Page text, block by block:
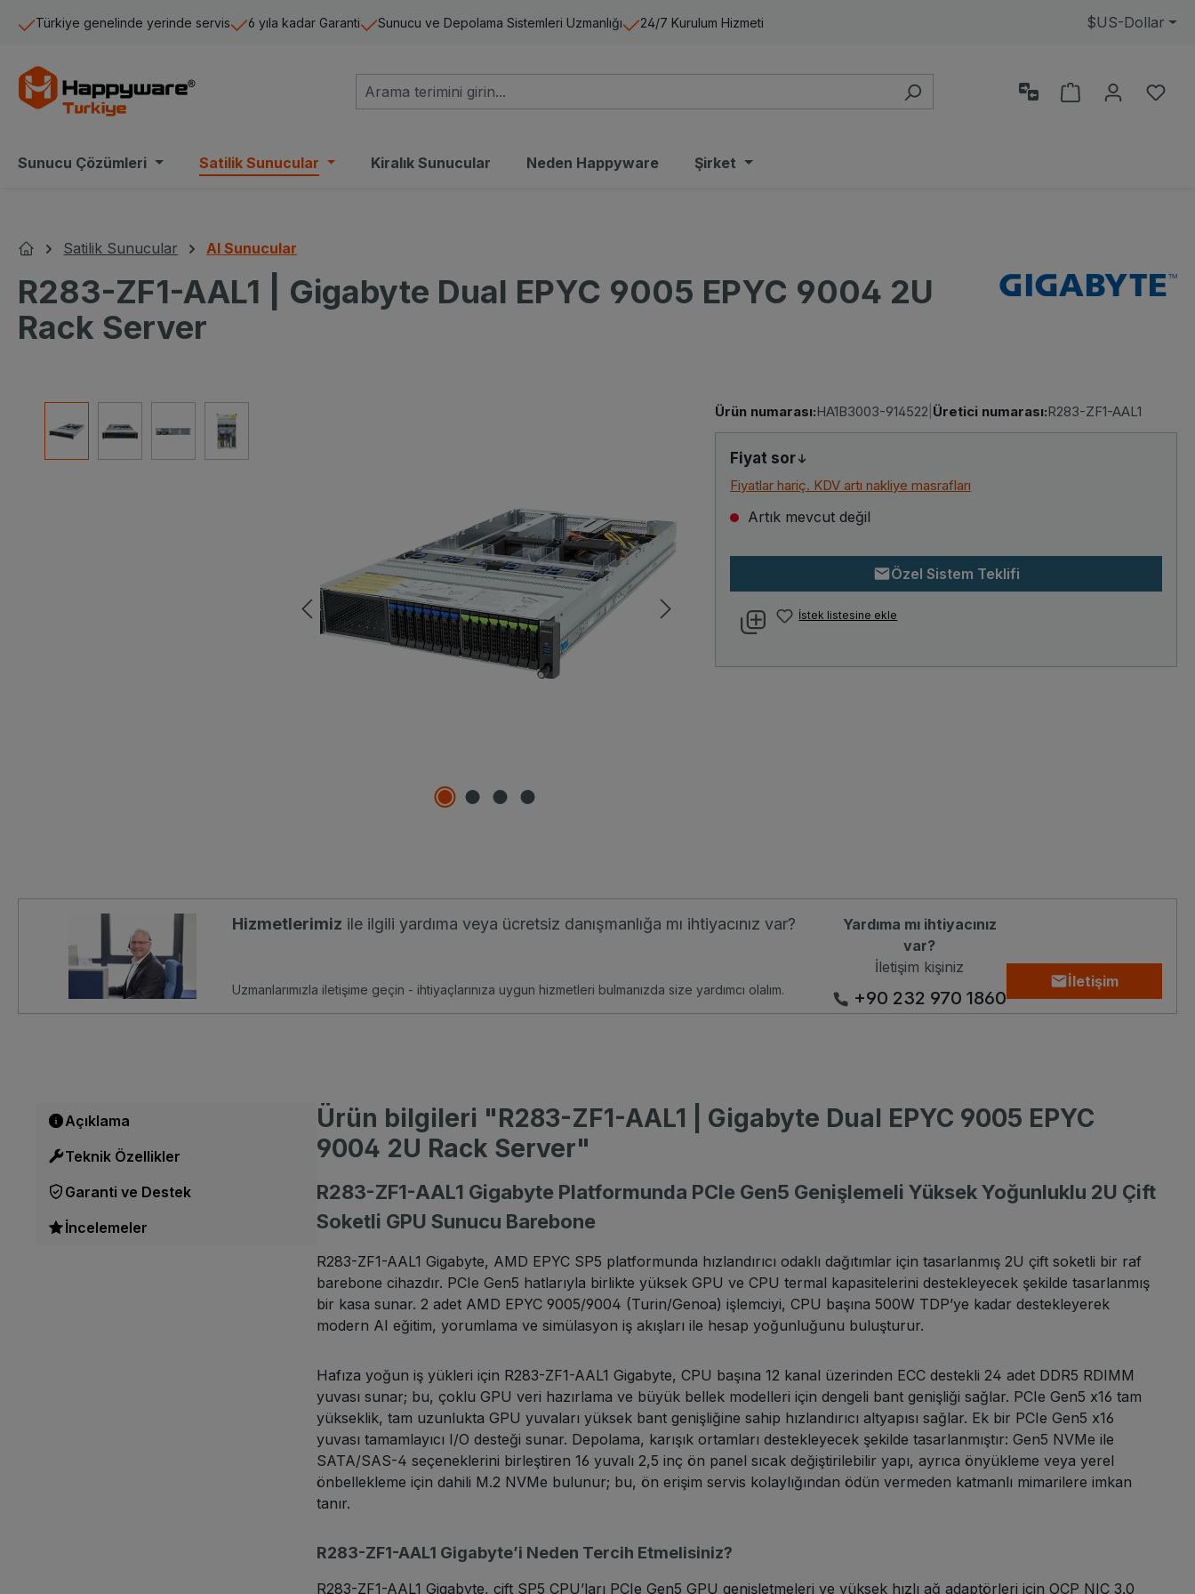
içeriğe geç
Aramaya atla
Ana navigasyona geç
Türkiye genelinde yerinde servis 6 yıla kadar Garanti Sunucu ve Depolama Sistemleri Uzmanlığı 24/7 Kurulum Hizmeti $US-Dollar
0
Alışveriş
Sunucu Çözümleri Satilik Sunucular Kiralık Sunucular Neden Happyware Şirket
Ana SayfaSatilik Sunucular AI Sunucular
R283-ZF1-AAL1 | Gigabyte Dual EPYC 9005 EPYC 9004 2U
Rack Server
Ürün numarası:HA1B3003-914522 Üretici numarası:R283-ZF1-AAL1
Fiyat sor
Fiyatlar hariç. KDV artı nakliye masrafları
Artık mevcut değil
Özel Sistem Teklifi
İstek listesine ekle
Hizmetlerimiz ile ilgili yardıma veya ücretsiz danışmanlığa mı ihtiyacınız var?
Uzmanlarımızla iletişime geçin - ihtiyaçlarınıza uygun hizmetleri bulmanızda size yardımcı olalım.
Yardıma mı ihtiyacınız
var?
İletişim kişiniz
+90 232 970 1860
İletişim
Açıklama
Teknik Özellikler
Garanti ve Destek
İncelemeler
Ürün bilgileri "R283-ZF1-AAL1 | Gigabyte Dual EPYC 9005 EPYC
9004 2U Rack Server"
R283-ZF1-AAL1 Gigabyte Platformunda PCIe Gen5 Genişlemeli Yüksek Yoğunluklu 2U Çift
Soketli GPU Sunucu Barebone
R283-ZF1-AAL1 Gigabyte, AMD EPYC SP5 platformunda hızlandırıcı odaklı dağıtımlar için tasarlanmış 2U çift soketli bir raf
barebone cihazdır. PCIe Gen5 hatlarıyla birlikte yüksek GPU ve CPU termal kapasitelerini destekleyecek şekilde tasarlanmış
bir kasa sunar. 2 adet AMD EPYC 9005/9004 (Turin/Genoa) işlemciyi, CPU başına 500W TDP’ye kadar destekleyerek
modern AI eğitim, yorumlama ve simülasyon iş akışları ile hesap yoğunluğunu buluşturur.
Hafıza yoğun iş yükleri için R283-ZF1-AAL1 Gigabyte, CPU başına 12 kanal üzerinden ECC destekli 24 adet DDR5 RDIMM
yuvası sunar; bu, çoklu GPU veri hazırlama ve büyük bellek modelleri için dengeli bant genişliği sağlar. PCIe Gen5 x16 tam
yükseklik, tam uzunlukta GPU yuvaları yüksek bant genişliğine sahip hızlandırıcı altyapısı sağlar. Ek bir PCIe Gen5 x16
yuvası tamamlayıcı I/O desteği sunar. Depolama, karışık ortamları destekleyecek şekilde tasarlanmıştır: Gen5 NVMe ile
SATA/SAS-4 seçeneklerini birleştiren 16 yuvalı 2,5 inç ön panel sıcak değiştirilebilir yapı, ayrıca önyükleme veya yerel
önbellekleme için dahili M.2 NVMe bulunur; bu, ön erişim servis kolaylığından ödün vermeden katmanlı mimarilere imkan
tanır.
R283-ZF1-AAL1 Gigabyte’i Neden Tercih Etmelisiniz?
R283-ZF1-AAL1 Gigabyte, çift SP5 CPU’ları PCIe Gen5 GPU genişletmeleri ve yüksek hızlı ağ adaptörleri için OCP NIC 3.0